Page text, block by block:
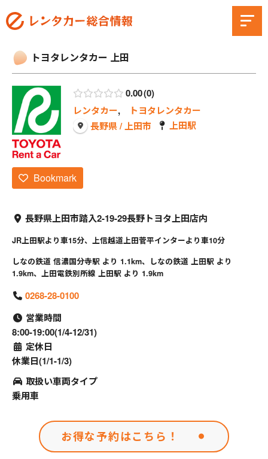
トヨタレンタカー 上田
0.00 0
レンタカー,
トヨタレンタカー
長野県 / 上田市
上田駅
Bookmark
長野県上田市踏入2-19-29長野トヨタ上田店内
JR上田駅より車15分、上信越道上田菅平インターより車10分
しなの鉄道 信濃国分寺駅 より 1.1km、しなの鉄道 上田駅 より
1.9km、上田電鉄別所線 上田駅 より 1.9km
0268-28-0100
営業時間
8:00-19:00(1/4-12/31)
定休日
休業日(1/1-1/3)
取扱い車両タイプ
乗用車
お得な予約はこちら！